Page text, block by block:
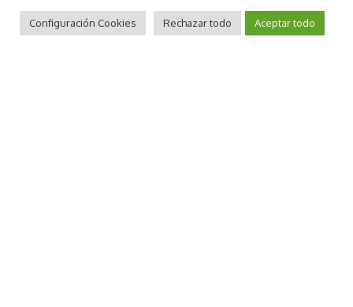
Privacy Policy andTerms of Use.
Aceptar
Configuración Cookies Rechazar todo Aceptar todo